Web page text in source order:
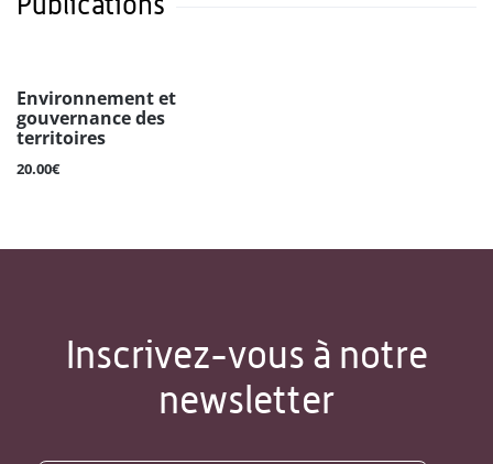
Environnement et
gouvernance des
territoires
20.00€
Inscrivez-vous à notre
newsletter